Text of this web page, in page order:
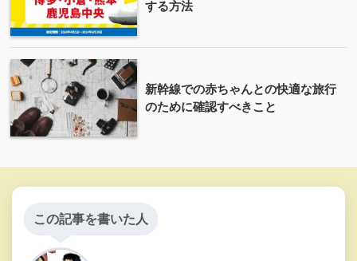
する方法
新幹線での赤ちゃんとの快適な旅行
のために確認すべきこと
この記事を書いた人